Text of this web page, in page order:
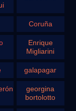
Coruña
Enrique
Migliarini
galapagar
georgina
bortolotto